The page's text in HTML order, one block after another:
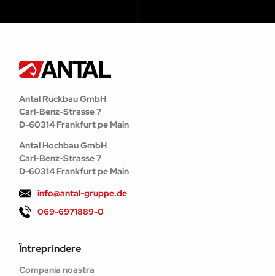
Antal Rückbau GmbH
Carl-Benz-Strasse 7
D-60314 Frankfurt pe Main
Antal Hochbau GmbH
Carl-Benz-Strasse 7
D-60314 Frankfurt pe Main
info@antal-gruppe.de
069-6971889-0
Întreprindere
Compania noastra